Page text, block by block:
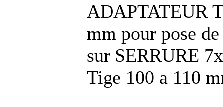
ADAPTATEUR
mm pour pose
sur SERRURE
Tige 100 a 110